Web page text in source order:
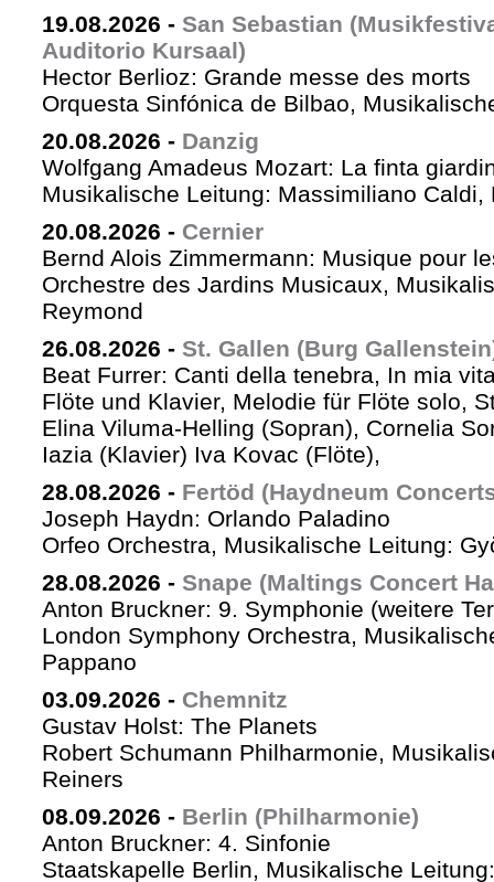
19.08.2026 - San Sebastian
Auditorio Kursaal)
Hector Berlioz: Grande messe des morts
Orquesta Sinfónica de Bilbao,
20.08.2026 - Danzig
Wolfgang Amadeus Mozart: La finta
Musikalische Leitung: Massimiliano Caldi,
20.08.2026 - Cernier
Bernd Alois Zimmermann: Musique pour
Orchestre des Jardins Musicaux,
Reymond
26.08.2026 - St. Gallen (Burg
Beat Furrer: Canti della tenebra, In mia
Flöte und Klavier, Melodie für Flöte solo,
Elina Viluma-Helling (Sopran), Cornelia
Iazia (Klavier) Iva Kovac (Flöte),
28.08.2026 - Fertöd (Haydneum
Joseph Haydn: Orlando Paladino
Orfeo Orchestra, Musikalische Leitung:
28.08.2026 - Snape (Maltings Concert
Anton Bruckner: 9. Symphonie (weitere
London Symphony Orchestra,
Pappano
03.09.2026 - Chemnitz
Gustav Holst: The Planets
Robert Schumann Philharmonie,
Reiners
08.09.2026 - Berlin (Philharmonie)
Anton Bruckner: 4. Sinfonie
Staatskapelle Berlin, Musikalische